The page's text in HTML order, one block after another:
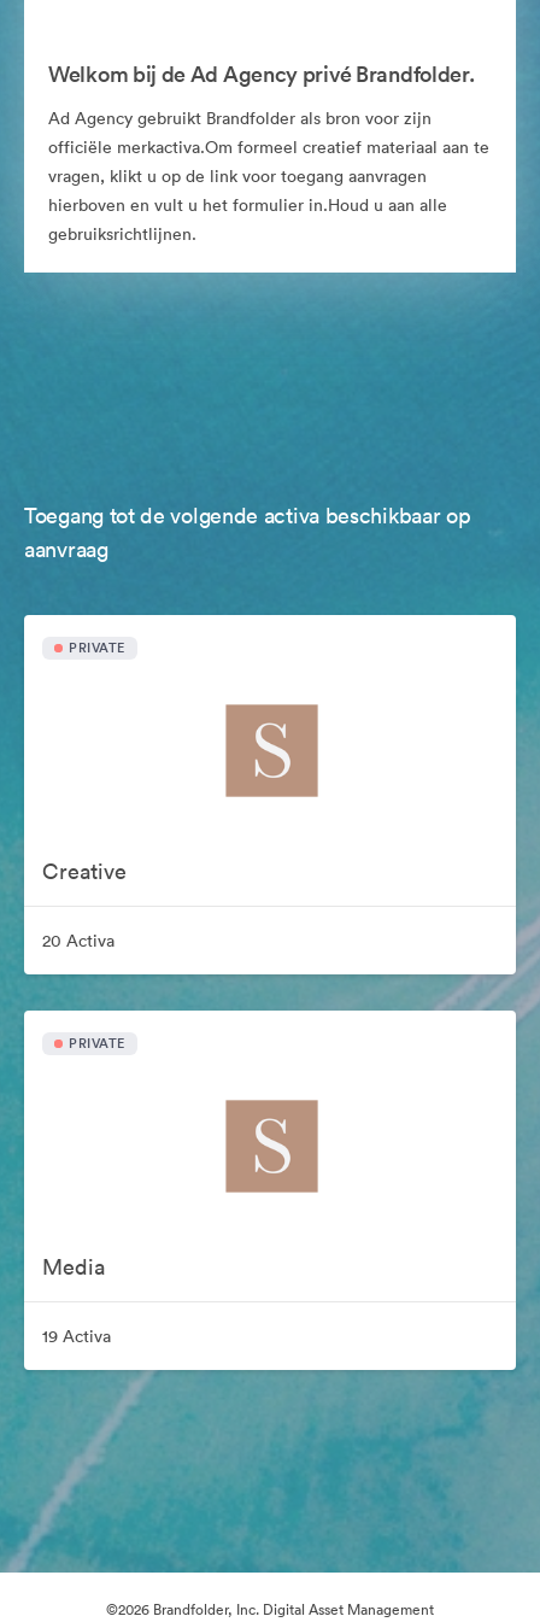
Welkom bij de Ad Agency privé Brandfolder.
Ad Agency gebruikt Brandfolder als bron voor zijn
officiële merkactiva.Om formeel creatief materiaal aan te
vragen, klikt u op de link voor toegang aanvragen
hierboven en vult u het formulier in.Houd u aan alle
gebruiksrichtlijnen.
Toegang tot de volgende activa beschikbaar op
aanvraag
PRIVATE
Creative
20 Activa
PRIVATE
Media
19 Activa
©2026 Brandfolder, Inc. Digital Asset Management